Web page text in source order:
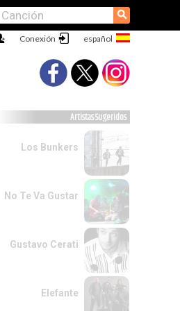
⚲
Conexión
Artistas Sugeridos
Los Bunkers
No Te Va Gustar
Gustavo Cerati
Elefante